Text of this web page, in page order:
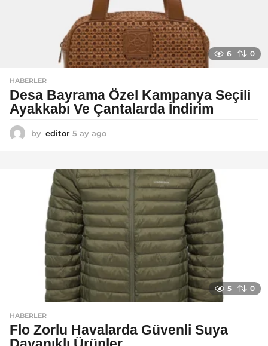
6 0
HABERLER
Desa Bayrama Özel Kampanya Seçili
Ayakkabı Ve Çantalarda İndirim
by editor 5 ay ago
a
g
o
5 0
HABERLER
Flo Zorlu Havalarda Güvenli Suya